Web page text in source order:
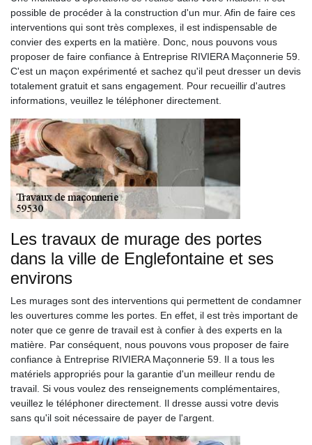
possible de procéder à la construction d'un mur. Afin de faire ces
interventions qui sont très complexes, il est indispensable de
convier des experts en la matière. Donc, nous pouvons vous
proposer de faire confiance à Entreprise RIVIERA Maçonnerie 59.
C'est un maçon expérimenté et sachez qu'il peut dresser un devis
totalement gratuit et sans engagement. Pour recueillir d'autres
informations, veuillez le téléphoner directement.
Les travaux de murage des portes
dans la ville de Englefontaine et ses
environs
Les murages sont des interventions qui permettent de condamner
les ouvertures comme les portes. En effet, il est très important de
noter que ce genre de travail est à confier à des experts en la
matière. Par conséquent, nous pouvons vous proposer de faire
confiance à Entreprise RIVIERA Maçonnerie 59. Il a tous les
matériels appropriés pour la garantie d'un meilleur rendu de
travail. Si vous voulez des renseignements complémentaires,
veuillez le téléphoner directement. Il dresse aussi votre devis
sans qu'il soit nécessaire de payer de l'argent.